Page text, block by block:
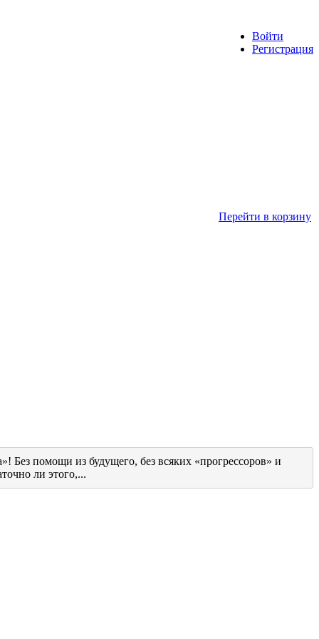
Войти
Регистрация
Перейти в корзину
Без помощи из будущего, без всяких «прогрессоров» и
ли этого,...